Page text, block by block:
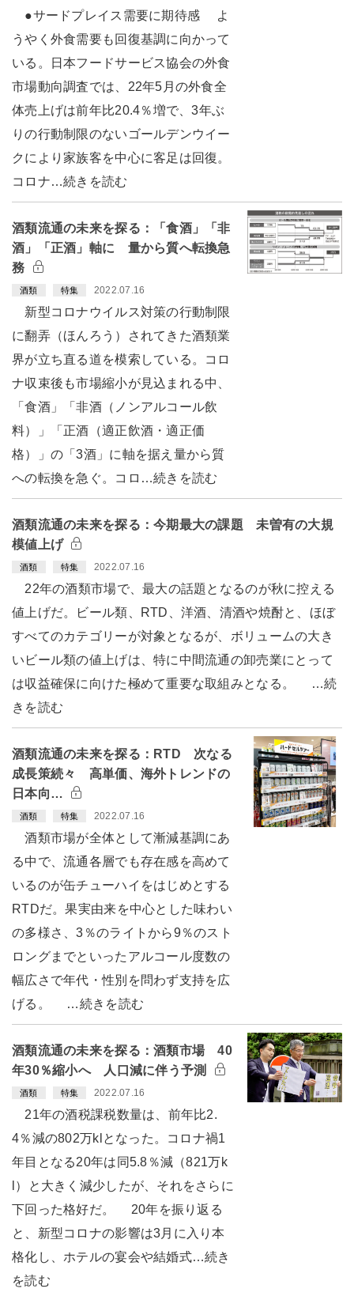
●サードプレイス需要に期待感 よ
うやく外食需要も回復基調に向かって
いる。日本フードサービス協会の外食
市場動向調査では、22年5月の外食全
体売上げは前年比20.4％増で、3年ぶ
りの行動制限のないゴールデンウイー
クにより家族客を中心に客足は回復。
コロナ…続きを読む
酒類流通の未来を探る：「食酒」「非
酒」「正酒」軸に 量から質へ転換急
務
酒類 特集 2022.07.16
新型コロナウイルス対策の行動制限
に翻弄（ほんろう）されてきた酒類業
界が立ち直る道を模索している。コロ
ナ収束後も市場縮小が見込まれる中、
「食酒」「非酒（ノンアルコール飲
料）」「正酒（適正飲酒・適正価
格）」の「3酒」に軸を据え量から質
への転換を急ぐ。コロ…続きを読む
酒類流通の未来を探る：今期最大の課題 未曽有の大規
模値上げ
酒類 特集 2022.07.16
22年の酒類市場で、最大の話題となるのが秋に控える
値上げだ。ビール類、RTD、洋酒、清酒や焼酎と、ほぼ
すべてのカテゴリーが対象となるが、ボリュームの大き
いビール類の値上げは、特に中間流通の卸売業にとって
は収益確保に向けた極めて重要な取組みとなる。 …続
きを読む
酒類流通の未来を探る：RTD 次なる
成長策続々 高単価、海外トレンドの
日本向…
酒類 特集 2022.07.16
酒類市場が全体として漸減基調にあ
る中で、流通各層でも存在感を高めて
いるのが缶チューハイをはじめとする
RTDだ。果実由来を中心とした味わい
の多様さ、3％のライトから9％のスト
ロングまでといったアルコール度数の
幅広さで年代・性別を問わず支持を広
げる。 …続きを読む
酒類流通の未来を探る：酒類市場 40
年30％縮小へ 人口減に伴う予測
酒類 特集 2022.07.16
21年の酒税課税数量は、前年比2.
4％減の802万klとなった。コロナ禍1
年目となる20年は同5.8％減（821万k
l）と大きく減少したが、それをさらに
下回った格好だ。 20年を振り返る
と、新型コロナの影響は3月に入り本
格化し、ホテルの宴会や結婚式…続き
を読む